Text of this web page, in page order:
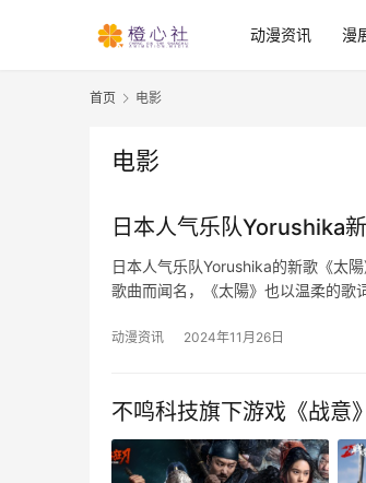
动漫资讯 漫
首页 电影
电影
日本人气乐队Yorushika
日本人气乐队Yorushika的新歌《太
歌曲而闻名，《太陽》也以温柔的歌
动漫资讯 2024年11月26日
不鸣科技旗下游戏《战意